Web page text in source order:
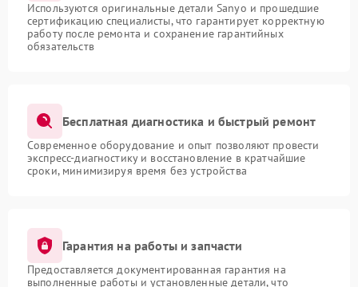
Используются оригинальные детали Sanyo и прошедшие
сертификацию специалисты, что гарантирует корректную
работу после ремонта и сохранение гарантийных
обязательств
Бесплатная диагностика и быстрый ремонт
Современное оборудование и опыт позволяют провести
экспресс-диагностику и восстановление в кратчайшие
сроки, минимизируя время без устройства
Гарантия на работы и запчасти
Предоставляется документированная гарантия на
выполненные работы и установленные детали, что